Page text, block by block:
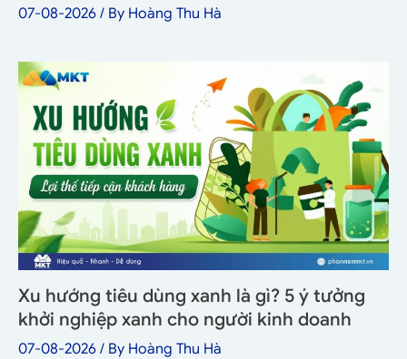
07-08-2026 / By Hoàng Thu Hà
Xu hướng tiêu dùng xanh là gì? 5 ý tưởng
khởi nghiệp xanh cho người kinh doanh
07-08-2026 / By Hoàng Thu Hà